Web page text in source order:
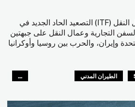
يدين الاتحاد الدولي لعمال النقل (ITF) التصعيد الحاد الجديد في
التجارية وعمال النقل على جبهتين
وإيران، والحرب بين روسيا وأوكرانيا
الطيران المدني
...